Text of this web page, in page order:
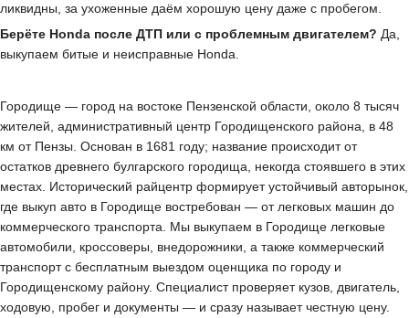
ликвидны, за ухоженные даём хорошую цену даже с пробегом.
Берёте Honda после ДТП или с проблемным двигателем? Да,
выкупаем битые и неисправные Honda.
Городище — город на востоке Пензенской области, около 8 тысяч
жителей, административный центр Городищенского района, в 48
км от Пензы. Основан в 1681 году; название происходит от
остатков древнего булгарского городища, некогда стоявшего в этих
местах. Исторический райцентр формирует устойчивый авторынок,
где выкуп авто в Городище востребован — от легковых машин до
коммерческого транспорта. Мы выкупаем в Городище легковые
автомобили, кроссоверы, внедорожники, а также коммерческий
транспорт с бесплатным выездом оценщика по городу и
Городищенскому району. Специалист проверяет кузов, двигатель,
ходовую, пробег и документы — и сразу называет честную цену.